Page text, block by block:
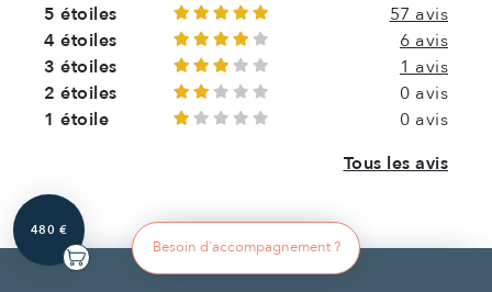
480 €
5 étoiles
57 avis
4 étoiles
6 avis
3 étoiles
1 avis
2 étoiles
0 avis
1 étoile
0 avis
Tous les avis
AP
Antonin P.